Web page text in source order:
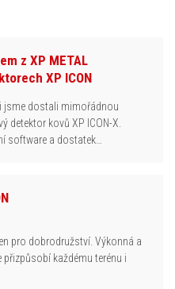
z XP METAL
XP ICON
jsme dostali mimořádnou
kovů XP ICON-X.
software a dostatek…
pro dobrodružství. Výkonná a
přizpůsobí každému terénu i